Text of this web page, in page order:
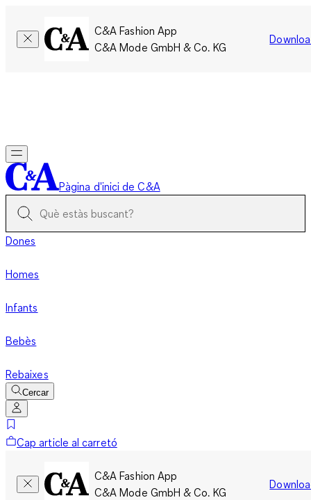
C&A Fashion App
C&A Mode GmbH & Co. KG
Pàgina d'inici de C&A
Dones
Homes
Infants
Bebès
Rebaixes
Cercar
Cap article al carretó
C&A Fashion App
C&A Mode GmbH & Co. KG